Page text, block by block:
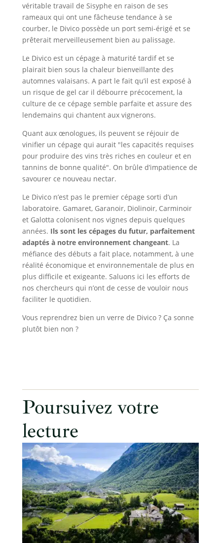
véritable travail de Sisyphe en raison de ses
rameaux qui ont une fâcheuse tendance à se
courber, le Divico possède un port semi-érigé et se
prêterait merveilleusement bien au palissage.
Le Divico est un cépage à maturité tardif et se
plairait bien sous la chaleur bienveillante des
automnes valaisans. A part le fait qu’il est exposé à
un risque de gel car il débourre précocement, la
culture de ce cépage semble parfaite et assure des
lendemains qui chantent aux vignerons.
Quant aux œnologues, ils peuvent se réjouir de
vinifier un cépage qui aurait "les capacités requises
pour produire des vins très riches en couleur et en
tannins de bonne qualité". On brûle d’impatience de
savourer ce nouveau nectar.
Le Divico n’est pas le premier cépage sorti d’un
laboratoire. Gamaret, Garanoir, Diolinoir, Carminoir
et Galotta colonisent nos vignes depuis quelques
années. Ils sont les cépages du futur, parfaitement
adaptés à notre environnement changeant. La
méfiance des débuts a fait place, notamment, à une
réalité économique et environnementale de plus en
plus difficile et exigeante. Saluons ici les efforts de
nos chercheurs qui n’ont de cesse de vouloir nous
faciliter le quotidien.
Vous reprendrez bien un verre de Divico ? Ça sonne
plutôt bien non ?
Poursuivez votre
lecture